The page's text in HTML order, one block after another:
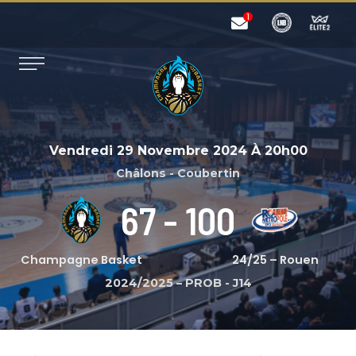
Vendredi 29 Novembre 2024À 20h00
Châlons - Coubertin
Champagne Basket
67-100
24/25 – Rouen
2024/2025 – PROB-J14